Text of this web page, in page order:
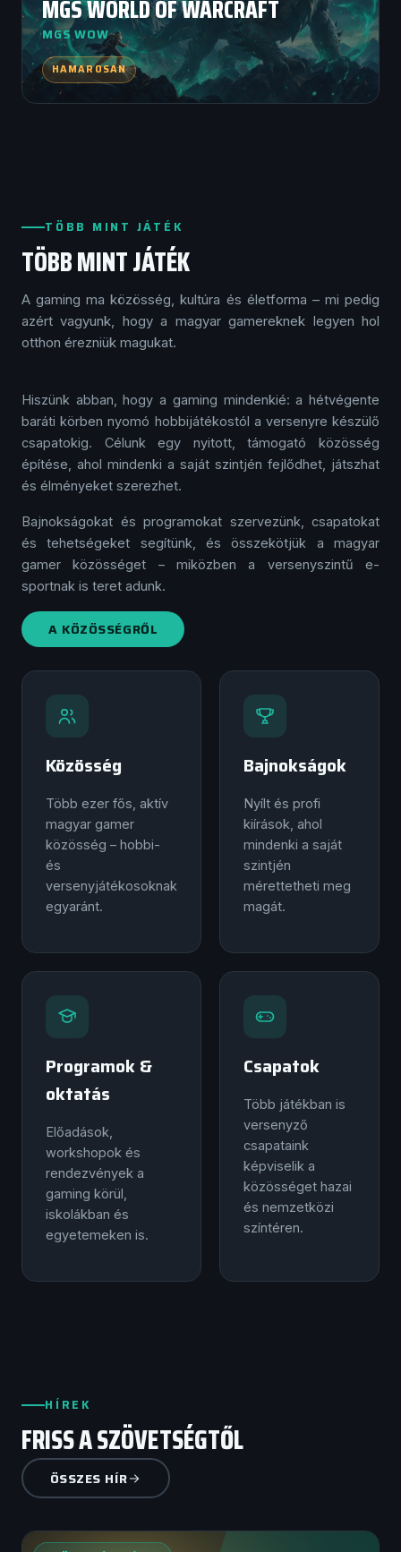
MGS WORLD OF WARCRAFT
MGS WOW
HAMAROSAN
TÖBB MINT JÁTÉK
TÖBB MINT JÁTÉK
A gaming ma közösség, kultúra és életforma – mi pedig
azért vagyunk, hogy a magyar gamereknek legyen hol
otthon érezniük magukat.
Hiszünk abban, hogy a gaming mindenkié: a hétvégente
baráti körben nyomó hobbi­játékostól a versenyre készülő
csapatokig. Célunk egy nyitott, támogató közösség
építése, ahol mindenki a saját szintjén fejlődhet, játszhat
és élményeket szerezhet.
Bajnokságokat és programokat szervezünk, csapatokat
és tehetségeket segítünk, és összekötjük a magyar
gamer közösséget – miközben a versenyszintű e-
sportnak is teret adunk.
A KÖZÖSSÉGRŐL
Közösség
Több ezer fős, aktív
magyar gamer
közösség – hobbi-
és
versenyjátékosoknak
egyaránt.
Bajnokságok
Nyílt és profi
kiírások, ahol
mindenki a saját
szintjén
mérettetheti meg
magát.
Programok &
oktatás
Előadások,
workshopok és
rendezvények a
gaming körül,
iskolákban és
egyetemeken is.
Csapatok
Több játékban is
versenyző
csapataink
képviselik a
közösséget hazai
és nemzetközi
színtéren.
HÍREK
FRISS A SZÖVETSÉGTŐL
ÖSSZES HÍR